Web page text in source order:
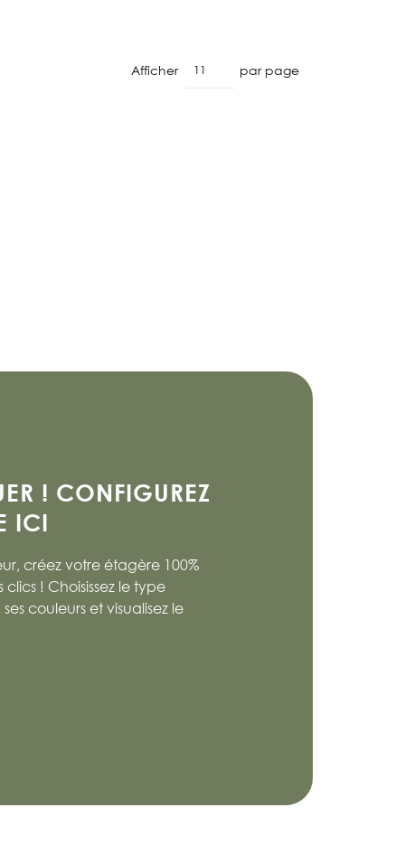
Afficher par page
! CONFIGUREZ
ICI
créez votre étagère 100%
! Choisissez le type
couleurs et visualisez le